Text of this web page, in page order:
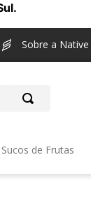
Sobre a Native
Sucos de Frutas